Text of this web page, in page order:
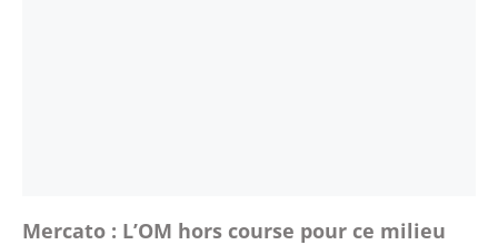
Mercato : L’OM hors course pour ce milieu